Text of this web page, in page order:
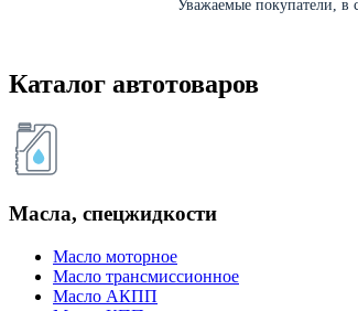
Уважаемые покупатели, в
Каталог автотоваров
Масла, спецжидкости
Масло моторное
Масло трансмиссионное
Масло АКПП